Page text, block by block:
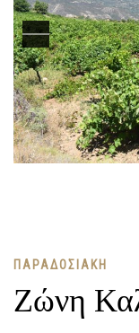
ΠΑΡΑΔΟΣΙΑΚΉ
Ζώνη